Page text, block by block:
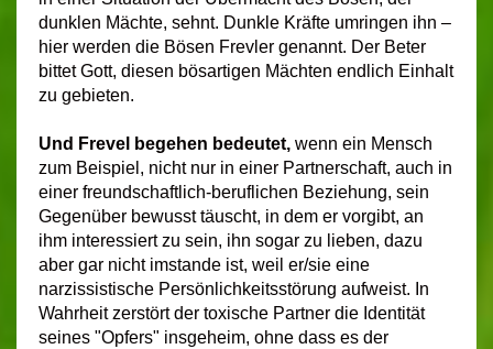
dunklen Mächte, sehnt. Dunkle Kräfte umringen ihn –
hier werden die Bösen Frevler genannt. Der Beter
bittet Gott, diesen bösartigen Mächten endlich Einhalt
zu gebieten.
Und Frevel begehen bedeutet, wenn ein Mensch
zum Beispiel, nicht nur in einer Partnerschaft, auch in
einer freundschaftlich-beruflichen Beziehung, sein
Gegenüber bewusst täuscht, in dem er vorgibt, an
ihm interessiert zu sein, ihn sogar zu lieben, dazu
aber gar nicht imstande ist, weil er/sie eine
narzissistische Persönlichkeitsstörung aufweist. In
Wahrheit zerstört der toxische Partner die Identität
seines "Opfers" insgeheim, ohne dass es der